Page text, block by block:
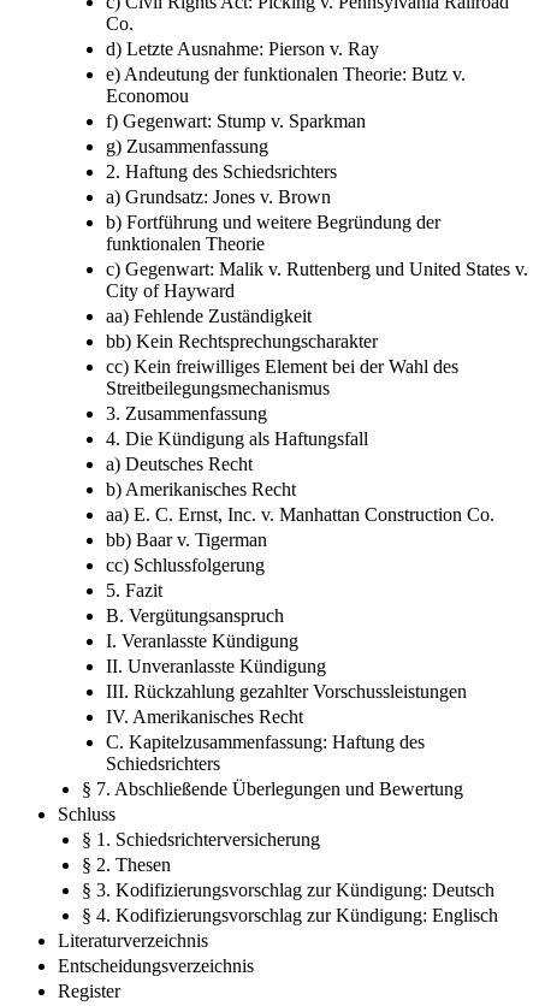
Co.
d) Letzte Ausnahme: Pierson v. Ray
e) Andeutung der funktionalen Theorie: Butz v.
Economou
f) Gegenwart: Stump v. Sparkman
g) Zusammenfassung
2. Haftung des Schiedsrichters
a) Grundsatz: Jones v. Brown
b) Fortführung und weitere Begründung der
funktionalen Theorie
c) Gegenwart: Malik v. Ruttenberg und United States v.
City of Hayward
aa) Fehlende Zuständigkeit
bb) Kein Rechtsprechungscharakter
cc) Kein freiwilliges Element bei der Wahl des
Streitbeilegungsmechanismus
3. Zusammenfassung
4. Die Kündigung als Haftungsfall
a) Deutsches Recht
b) Amerikanisches Recht
aa) E. C. Ernst, Inc. v. Manhattan Construction Co.
bb) Baar v. Tigerman
cc) Schlussfolgerung
5. Fazit
B. Vergütungsanspruch
I. Veranlasste Kündigung
II. Unveranlasste Kündigung
III. Rückzahlung gezahlter Vorschussleistungen
IV. Amerikanisches Recht
C. Kapitelzusammenfassung: Haftung des
Schiedsrichters
§ 7. Abschließende Überlegungen und Bewertung
Schluss
§ 1. Schiedsrichterversicherung
§ 2. Thesen
§ 3. Kodifizierungsvorschlag zur Kündigung: Deutsch
§ 4. Kodifizierungsvorschlag zur Kündigung: Englisch
Literaturverzeichnis
Entscheidungsverzeichnis
Register